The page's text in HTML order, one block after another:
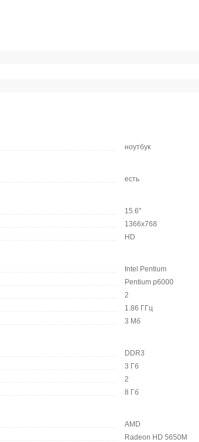
ноутбук
есть
15.6"
1366x768
HD
Intel Pentium
Pentium p6000
2
1.86 ГГц
3 Мб
DDR3
3 Гб
2
8 Гб
AMD
Radeon HD 5650M